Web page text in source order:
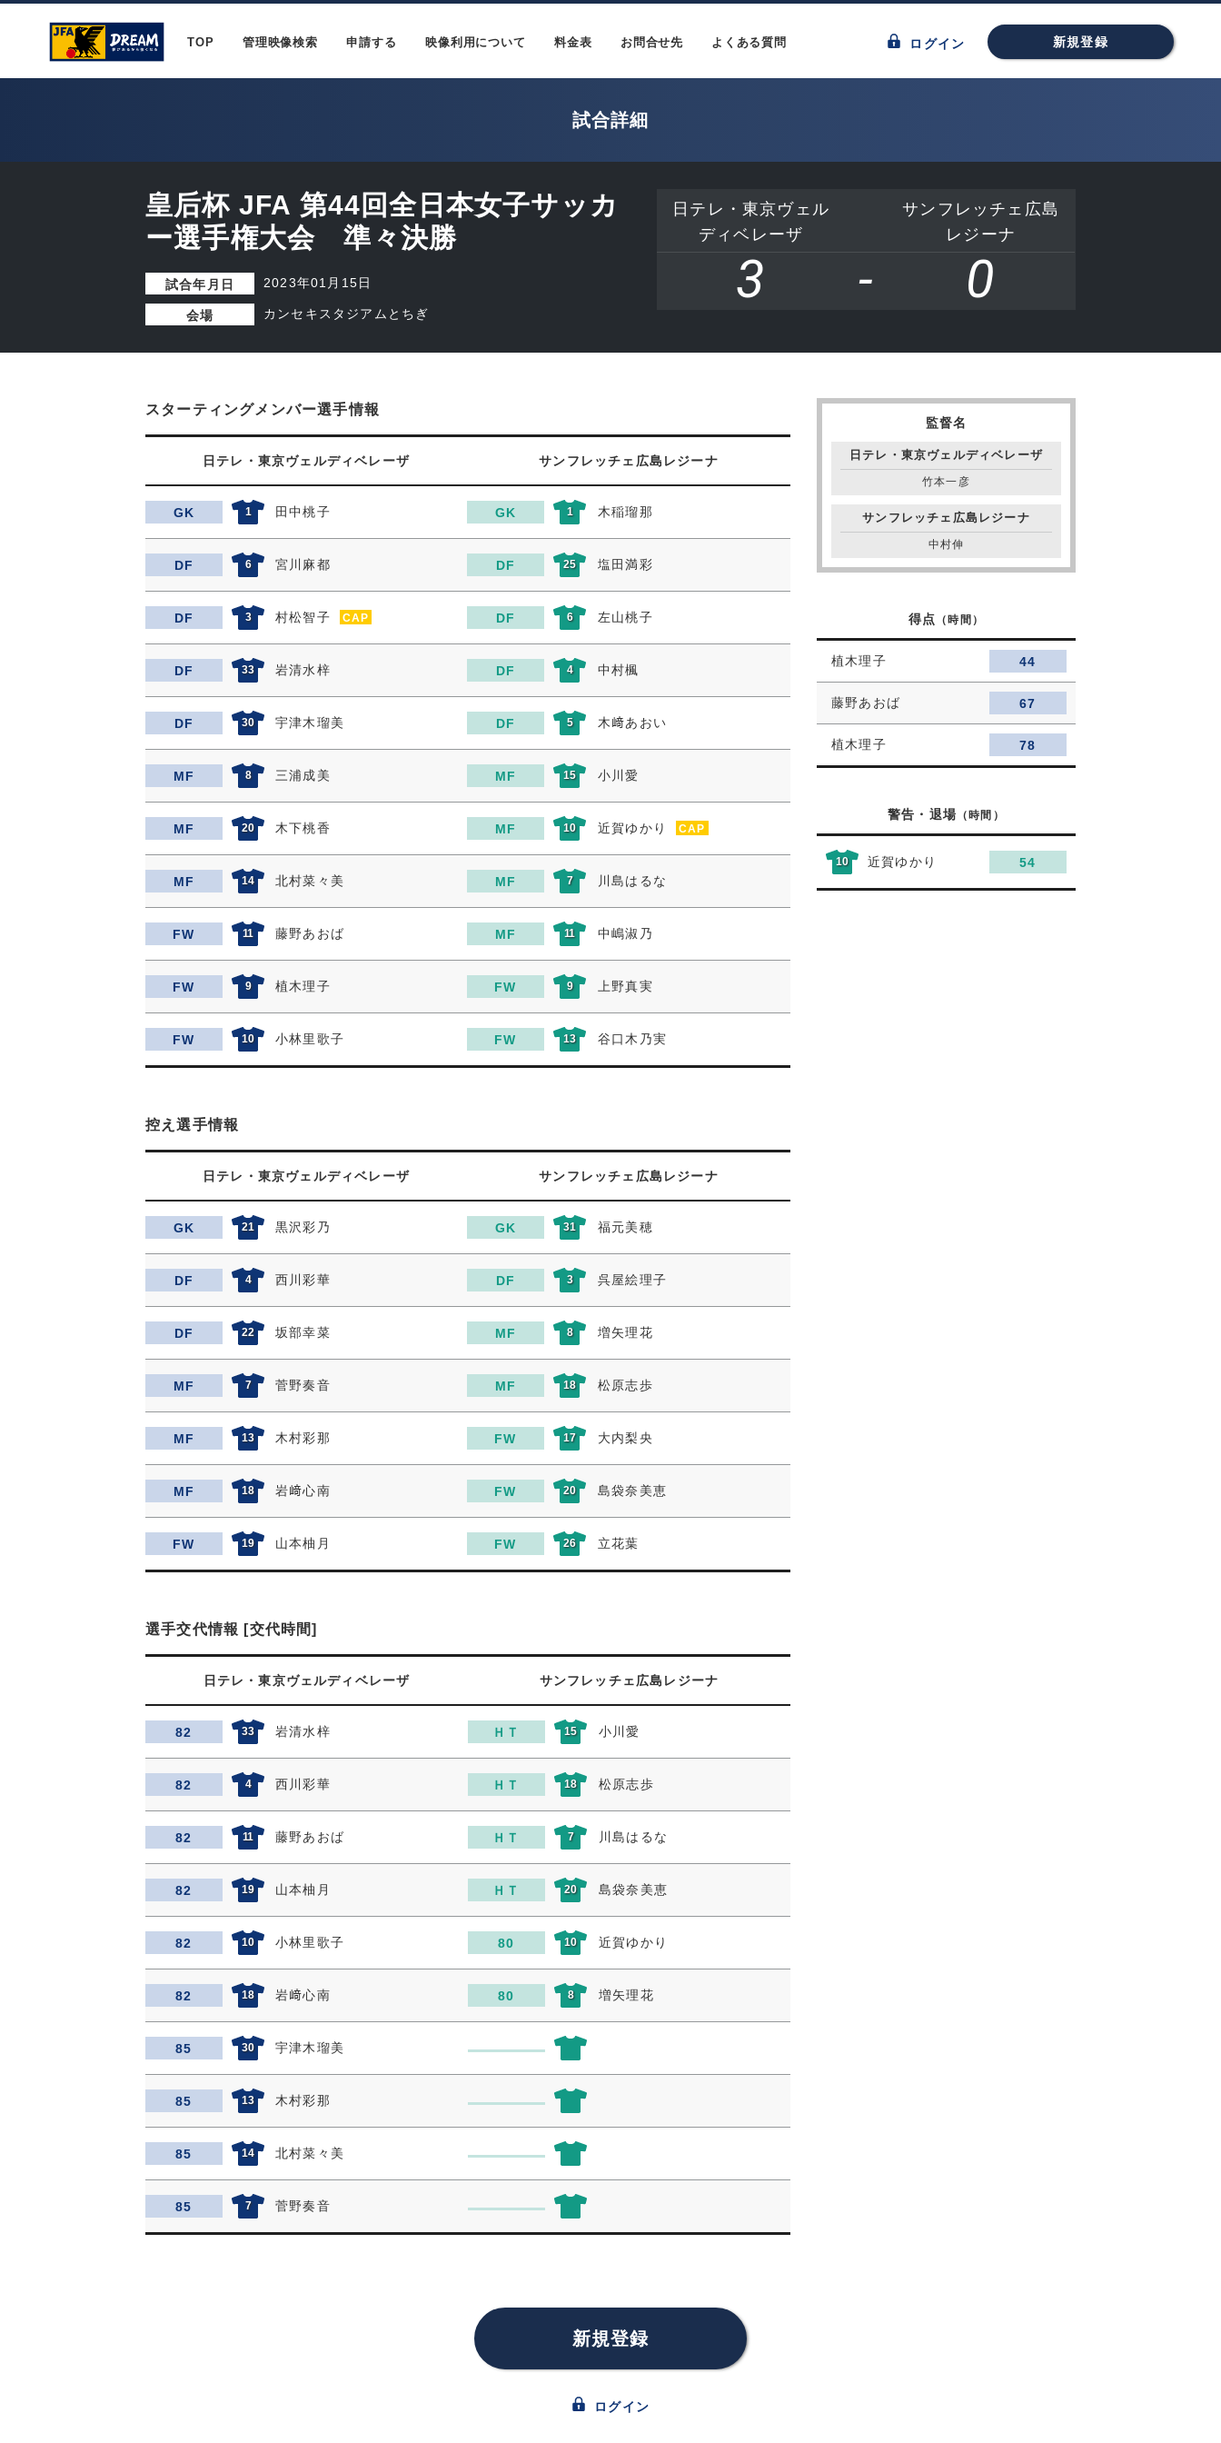
TOP 管理映像検索 申請する 映像利用について 料金表 お問合せ先 よくある質問 ログイン 新規登録
試合詳細
皇后杯 JFA 第44回全日本女子サッカ
ー選手権大会 準々決勝
試合年月日 2023年01月15日
会場 カンセキスタジアムとちぎ
日テレ・東京ヴェル
ディベレーザ
サンフレッチェ広島
レジーナ
3 - 0
スターティングメンバー選手情報
日テレ・東京ヴェルディベレーザ サンフレッチェ広島レジーナ
GK 1 田中桃子 GK 1 木稲瑠那
DF 6 宮川麻都 DF 25 塩田満彩
DF 3 村松智子 CAP DF 6 左山桃子
DF 33 岩清水梓 DF 4 中村楓
DF 30 宇津木瑠美 DF 5 木﨑あおい
MF 8 三浦成美 MF 15 小川愛
MF 20 木下桃香 MF 10 近賀ゆかり CAP
MF 14 北村菜々美 MF 7 川島はるな
FW 11 藤野あおば MF 11 中嶋淑乃
FW 9 植木理子 FW 9 上野真実
FW 10 小林里歌子 FW 13 谷口木乃実
控え選手情報
日テレ・東京ヴェルディベレーザ サンフレッチェ広島レジーナ
GK 21 黒沢彩乃 GK 31 福元美穂
DF 4 西川彩華 DF 3 呉屋絵理子
DF 22 坂部幸菜 MF 8 増矢理花
MF 7 菅野奏音 MF 18 松原志歩
MF 13 木村彩那 FW 17 大内梨央
MF 18 岩﨑心南 FW 20 島袋奈美恵
FW 19 山本柚月 FW 26 立花葉
選手交代情報 [交代時間]
日テレ・東京ヴェルディベレーザ サンフレッチェ広島レジーナ
82 33 岩清水梓 ＨＴ 15 小川愛
82 4 西川彩華 ＨＴ 18 松原志歩
82 11 藤野あおば ＨＴ 7 川島はるな
82 19 山本柚月 ＨＴ 20 島袋奈美恵
82 10 小林里歌子 80 10 近賀ゆかり
82 18 岩﨑心南 80 8 増矢理花
85 30 宇津木瑠美
85 13 木村彩那
85 14 北村菜々美
85 7 菅野奏音
監督名
日テレ・東京ヴェルディベレーザ
竹本一彦
サンフレッチェ広島レジーナ
中村伸
得点 （時間）
植木理子 44
藤野あおば 67
植木理子 78
警告・退場 （時間）
10 近賀ゆかり 54
新規登録
ログイン